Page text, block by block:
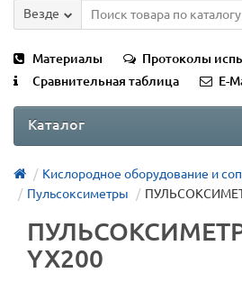
Везде
Материалы
Протоколы
Сравнительная таблица
E-
Каталог
Кислородное оборудование и
Пульсоксиметры
YX200